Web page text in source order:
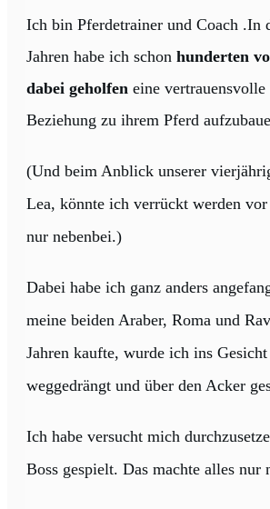
Ich bin Pferdetrainer und Coach .In
Jahren habe ich schon hunderten
dabei geholfen eine vertrauensvolle
Beziehung zu ihrem Pferd
(Und beim Anblick unserer
Lea, könnte ich verrückt werden
nur nebenbei.)
Dabei habe ich ganz anders
meine beiden Araber, Roma und
Jahren kaufte, wurde ich ins Gesicht
weggedrängt und über den Acker
Ich habe versucht mich
Boss gespielt. Das machte alles nur